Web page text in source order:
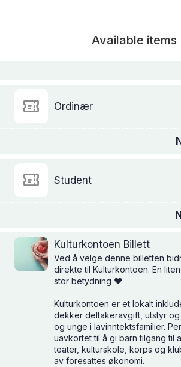
Available items
Ordinær
Student
Kulturkontoen Billett
Ved å velge denne billetten
direkte til Kulturkontoen. En
stor betydning ❤️
Kulturkontoen er et lokalt
dekker deltakeravgift, utstyr
og unge i lavinntektsfamilier.
uavkortet til å gi barn tilgang til
teater, kulturskole, korps og
av foresattes økonomi.